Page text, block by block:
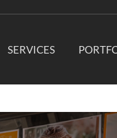
SERVICES